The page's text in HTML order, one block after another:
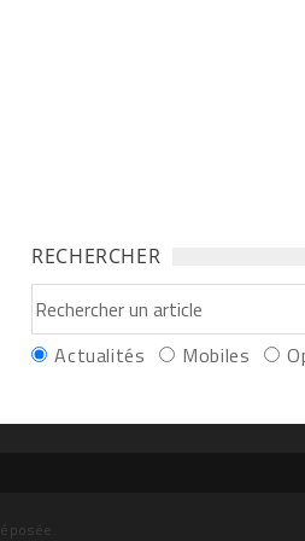
RECHERCHER
Actualités Mobiles